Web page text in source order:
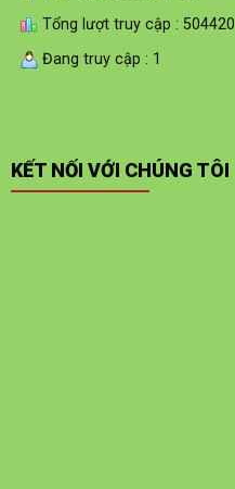
Tổng lượt truy cập : 504420
Đang truy cập : 1
KẾT NỐI VỚI CHÚNG TÔI